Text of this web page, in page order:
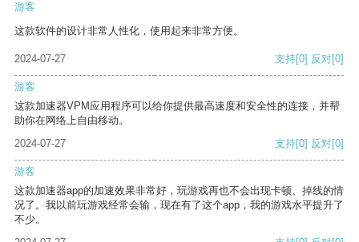
游客
这款软件的设计非常人性化，使用起来非常方便。
2024-07-27 支持[0] 反对[0]
游客
这款加速器VPM应用程序可以给你提供最高速度和安全性的连接，并帮
助你在网络上自由移动。
2024-07-27
支持[0] 反对[0]
游客
这款加速器app的加速效果非常好，玩游戏再也不会出现卡顿、掉线的情
况了。我以前玩游戏经常会输，现在有了这个app，我的游戏水平提升了
不少。